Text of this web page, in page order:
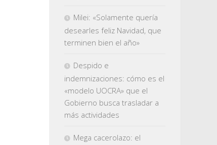
Milei: «Solamente quería
desearles feliz Navidad, que
terminen bien el año»
Despido e
indemnizaciones: cómo es el
«modelo UOCRA» que el
Gobierno busca trasladar a
más actividades
Mega cacerolazo: el